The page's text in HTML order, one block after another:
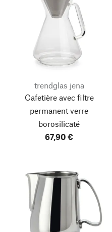
trendglas jena
Cafetière avec filtre
permanent verre
borosilicaté
67,90 €